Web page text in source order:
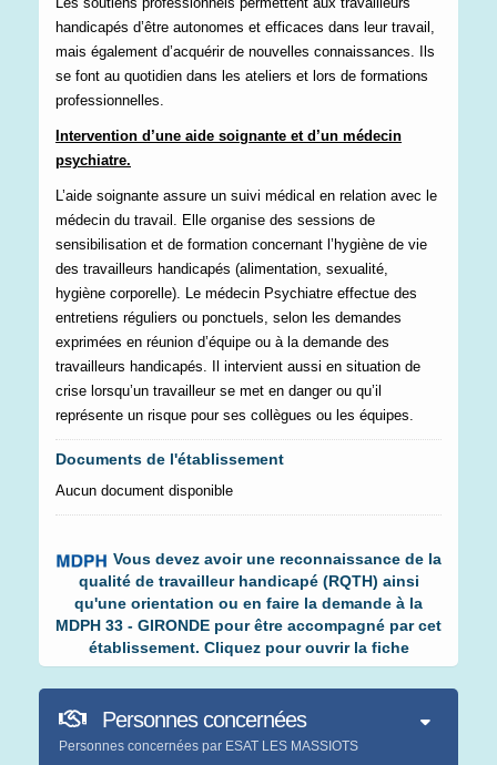
handicapés d’être autonomes et efficaces dans leur travail,
mais également d’acquérir de nouvelles connaissances. Ils
se font au quotidien dans les ateliers et lors de formations
professionnelles.
Intervention d’une aide soignante et d’un médecin
psychiatre.
L’aide soignante assure un suivi médical en relation avec le
médecin du travail. Elle organise des sessions de
sensibilisation et de formation concernant l’hygiène de vie
des travailleurs handicapés (alimentation, sexualité,
hygiène corporelle). Le médecin Psychiatre effectue des
entretiens réguliers ou ponctuels, selon les demandes
exprimées en réunion d’équipe ou à la demande des
travailleurs handicapés. Il intervient aussi en situation de
crise lorsqu’un travailleur se met en danger ou qu’il
représente un risque pour ses collègues ou les équipes.
Documents de l'établissement
Aucun document disponible
Vous devez avoir une reconnaissance de la
qualité de travailleur handicapé (RQTH) ainsi
qu'une orientation ou en faire la demande à la
MDPH 33 - GIRONDE pour être accompagné par cet
établissement. Cliquez pour ouvrir la fiche
Personnes concernées
Personnes concernées par ESAT LES MASSIOTS